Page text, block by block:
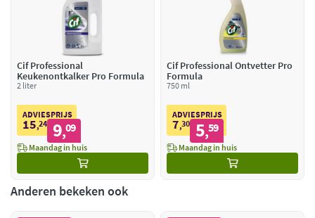
Cif Professional
Keukenontkalker Pro Formula
2 liter
ADVIESPRIJS
15,24 9,09
Maandag in huis
Cif Professional Ontvetter Pro
Formula
750 ml
ADVIESPRIJS
7,30 5,59
Maandag in huis
Anderen bekeken ook